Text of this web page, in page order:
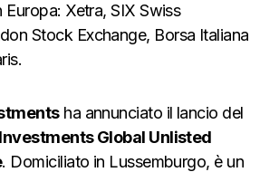
Europa: Xetra, SIX Swiss
Stock Exchange, Borsa Italiana
ha annunciato il lancio del
Global Unlisted
. Domiciliato in Lussemburgo, è un